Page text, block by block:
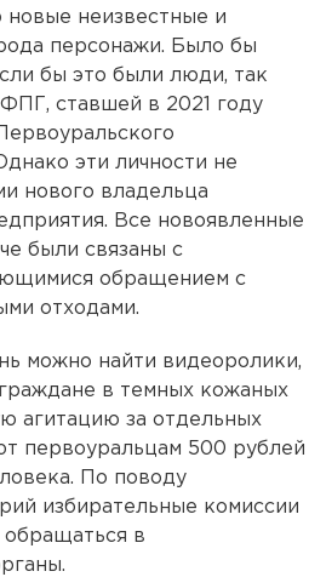
новые неизвестные и
персонажи. Было бы
бы это были люди, так
ставшей в 2021 году
эти личности не
нового владельца
Все новоявленные
были связаны с
обращением с
отходами.
можно найти видеоролики,
в темных кожаных
агитацию за отдельных
первоуральцам 500 рублей
По поводу
избирательные комиссии
в